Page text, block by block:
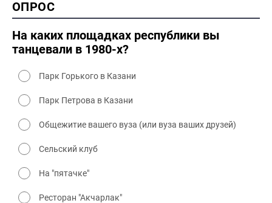
2000 промышленность
2000 культура
ОПРОС
На каких площадках республики вы
танцевали в 1980-х?
Парк Горького в Казани
Парк Петрова в Казани
Общежитие вашего вуза (или вуза ваших друзей)
Сельский клуб
На "пятачке"
Ресторан "Акчарлак"